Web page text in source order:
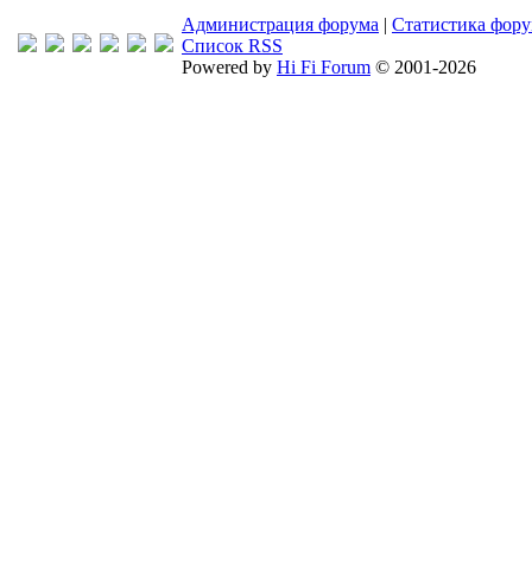
Администрация форума | Статистика
Список RSS
Powered by Hi Fi Forum © 2001-2026